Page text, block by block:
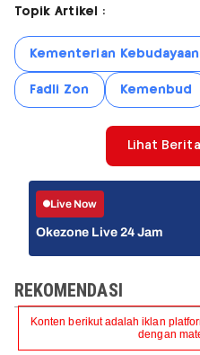
Topik Artikel :
Kementerian Kebudayaan
Fadli Zon Kemenbud
Lihat
Live Now
Okezone Live 24 Jam